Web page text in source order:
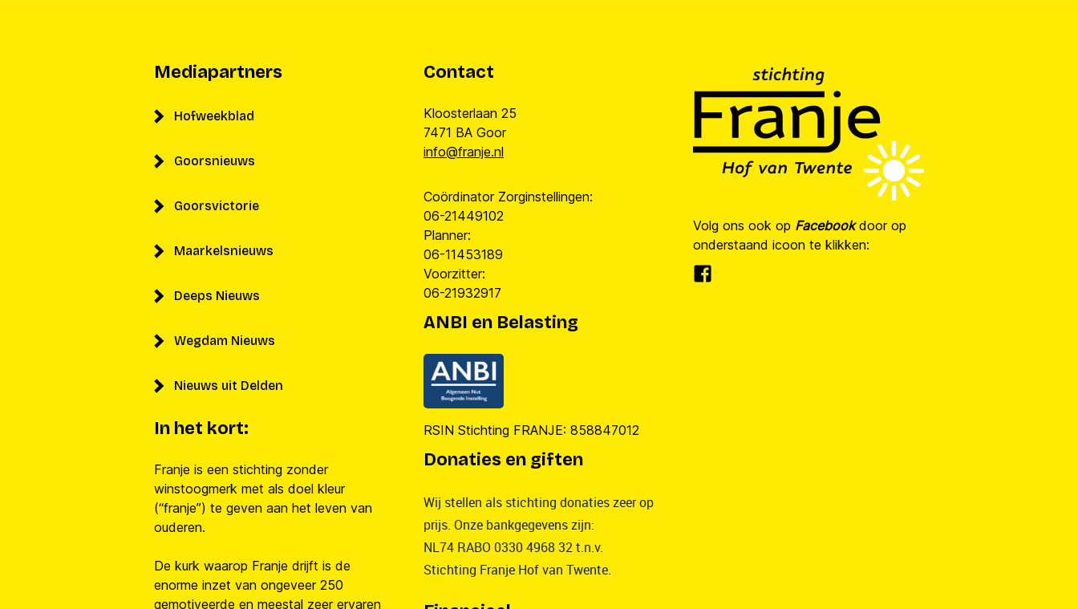
Mediapartners
Hofweekblad
Goorsnieuws
Goorsvictorie
Maarkelsnieuws
Deeps Nieuws
Wegdam Nieuws
Nieuws uit Delden
In het kort:
Franje is een stichting zonder
winstoogmerk met als doel kleur
(“franje”) te geven aan het leven van
ouderen.
De kurk waarop Franje drijft is de
enorme inzet van ongeveer 250
gemotiveerde en meestal zeer ervaren
Contact
Kloosterlaan 25
7471 BA Goor
info@franje.nl
Coördinator Zorginstellingen:
06-21449102
Planner:
06-11453189
Voorzitter:
06-21932917
ANBI en Belasting
RSIN Stichting FRANJE: 858847012
Donaties en giften
Wij stellen als stichting donaties zeer op
prijs. Onze bankgegevens zijn:
NL74 RABO 0330 4968 32 t.n.v.
Stichting Franje Hof van Twente.
Volg ons ook op Facebookdoor op
onderstaand icoon te klikken: